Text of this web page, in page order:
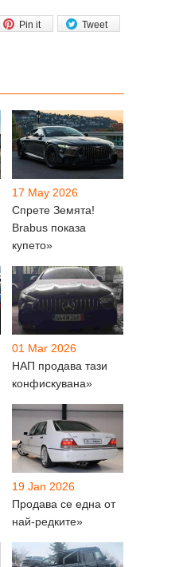
Tweet
Pin it
17 May 2026
Спрете Земята!
Brabus показа
купето»
01 Mar 2026
НАП продава тази
конфискувана»
19 Jan 2026
Продава се една от
най-редките»